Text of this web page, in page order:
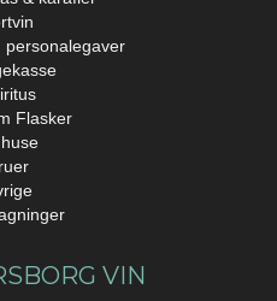
personalegaver
Flasker
VIN